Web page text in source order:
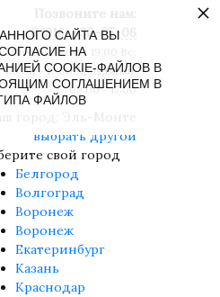
8 (916) 430-85-06
Пн-Сб: 09:00 - 19:00 Вс:
09:00 - 17:00 Праздники:
09:00 - 17:00
выбрать другой
свой город
Белгород
Волгоград
Воронеж
Воронеж
Екатеринбург
Казань
Краснодар
САЙТА ВЫ
НА
COOKIE-ФАЙЛОВ В
СОГЛАШЕНИЕМ В
ФАЙЛОВ
×